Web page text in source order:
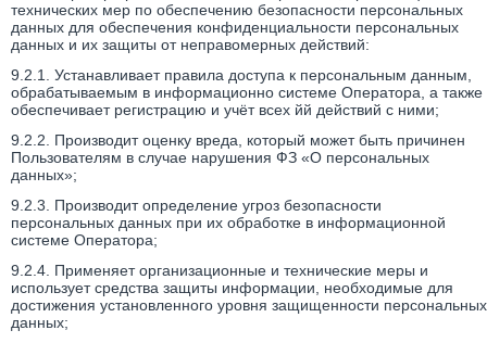
технических мер по обеспечению безопасности персональных
данных для обеспечения конфиденциальности персональных
данных и их защиты от неправомерных действий:
9.2.1. Устанавливает правила доступа к персональным данным,
обрабатываемым в информационно системе Оператора, а также
обеспечивает регистрацию и учёт всех йй действий с ними;
9.2.2. Производит оценку вреда, который может быть причинен
Пользователям в случае нарушения ФЗ «О персональных
данных»;
9.2.3. Производит определение угроз безопасности
персональных данных при их обработке в информационной
системе Оператора;
9.2.4. Применяет организационные и технические меры и
использует средства защиты информации, необходимые для
достижения установленного уровня защищенности персональных
данных;